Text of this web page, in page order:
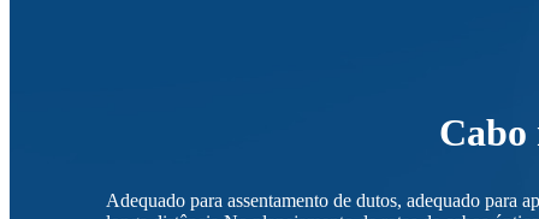
Cabo
Adequado para assentamento de dutos, adequado para